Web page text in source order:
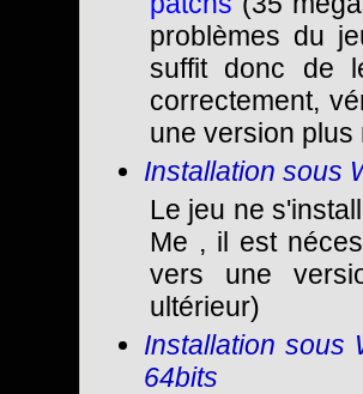
problèmes du
suffit donc de
correctement,
une version plus
Installation sous
Le jeu ne
Me , il est
vers une
ultérieur)
Installation sous
64bits